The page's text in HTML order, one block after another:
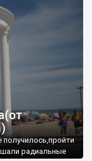
радиальные